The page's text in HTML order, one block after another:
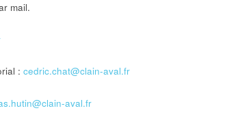
mail.
: cedric.chat@clain-aval.fr
aval.fr